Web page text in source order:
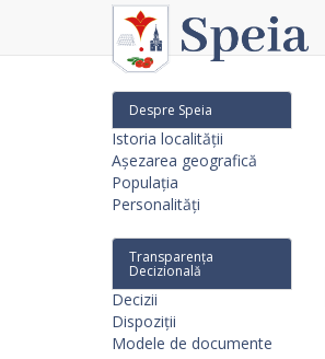
Despre Speia
Istoria localității
Așezarea geografică
Populația
Personalități
Transparența
Decizională
Decizii
Dispoziții
Modele de documente